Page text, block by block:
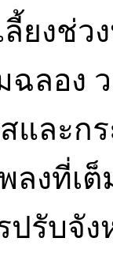
ยงช่ว
ลอง
และ
ลงที่เ
รับจัง